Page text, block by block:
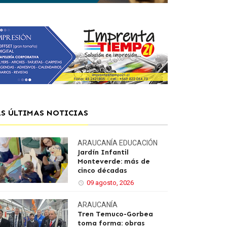
ÚLTIMAS NOTICIAS
ARAUCANÍA EDUCACIÓN
Jardín Infantil
Monteverde: más de
cinco décadas
09 agosto, 2026
ARAUCANÍA
Tren Temuco-Gorbea
toma forma: obras